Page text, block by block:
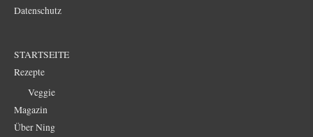
Datenschutz
STARTSEITE
Rezepte
Veggie
Magazin
Über Ning